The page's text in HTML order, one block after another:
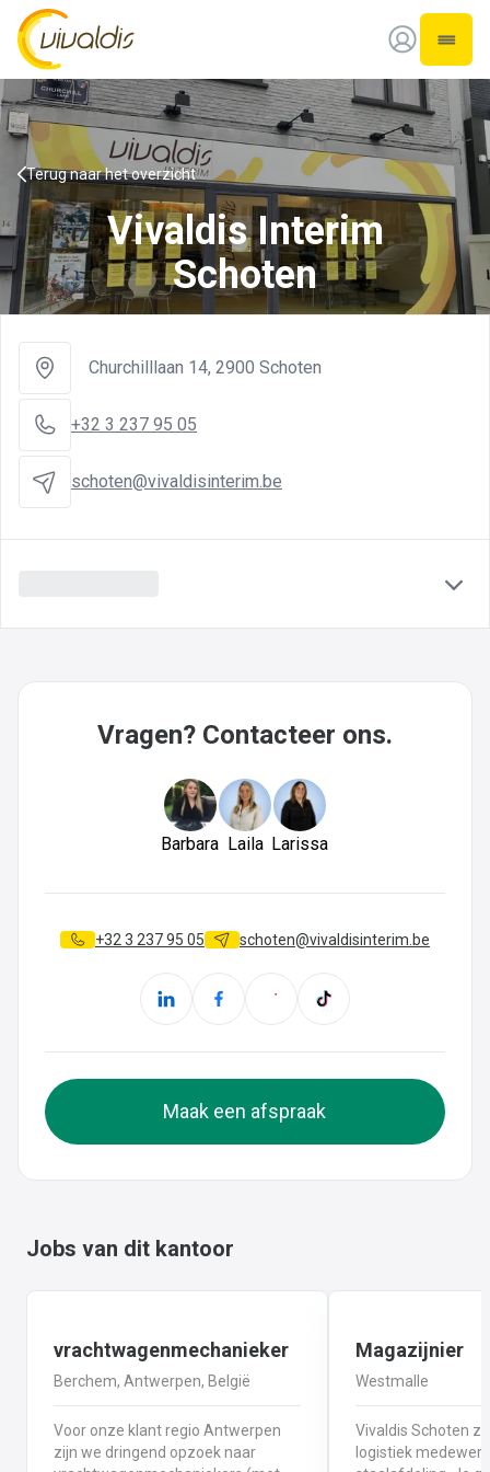
Vivaldis Interim
Open
Terug naar het overzicht
Vivaldis Interim
Schoten
Churchilllaan 14, 2900 Schoten
+32 3 237 95 05
schoten@vivaldisinterim.be
Vragen? Contacteer ons.
Barbara Laila Larissa
+32 3 237 95 05 schoten@vivaldisinterim.be
Maak een afspraak
Jobs van dit kantoor
vrachtwagenmechanieker
Berchem, Antwerpen, België
Voor onze klant regio Antwerpen
zijn we dringend opzoek naar
Magazijnier
Westmalle
Vivaldis Schoten
logistiek